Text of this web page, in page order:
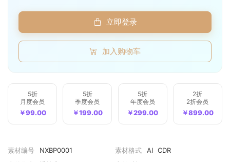
账号登录 手机登录
记住登录 忘记密码
立即登录
加入购物车
5折
月度会员
￥99.00
5折
季度会员
￥199.00
5折
年度会员
￥299.00
2折
2折会员
￥899.00
素材编号 NXBP0001 素材格式 AI CDR
商品件数
0 件
商品原价
¥0.00
直接结算